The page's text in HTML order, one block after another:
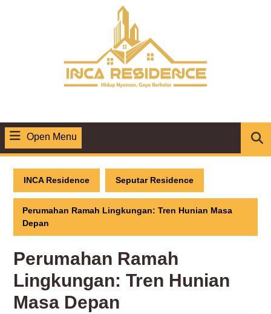
Open Menu
Menu
INCA Residence Seputar Residence
Perumahan Ramah Lingkungan: Tren Hunian Masa
Depan
Perumahan Ramah
Lingkungan: Tren Hunian
Masa Depan